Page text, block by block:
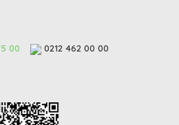
00 0212 462 00 00